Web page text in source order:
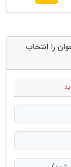
را انتخاب